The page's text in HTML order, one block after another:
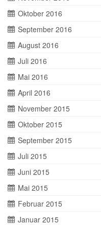
Oktober 2016
September 2016
August 2016
Juli 2016
Mai 2016
April 2016
November 2015
Oktober 2015
September 2015
Juli 2015
Juni 2015
Mai 2015
Februar 2015
Januar 2015